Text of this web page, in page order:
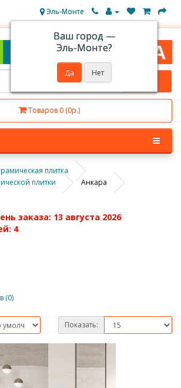
Эль-Монте
Ваш город —
Эль-Монте?
Товаров 0 (0р.)
плитка
плитки
Анкара
заказа: 13 августа 2026
4
(0)
Показать: